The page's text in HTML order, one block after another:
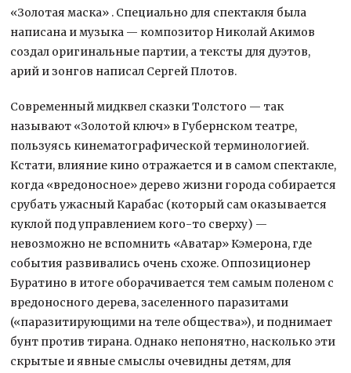
«Золотая маска» . Специально для спектакля была
написана и музыка — композитор Николай Акимов
создал оригинальные партии, а тексты для дуэтов,
арий и зонгов написал Сергей Плотов.
Современный мидквел сказки Толстого — так
называют «Золотой ключ» в Губернском театре,
пользуясь кинематографической терминологией.
Кстати, влияние кино отражается и в самом спектакле,
когда «вредоносное» дерево жизни города собирается
срубать ужасный Карабас (который сам оказывается
куклой под управлением кого-то сверху) —
невозможно не вспомнить «Аватар» Кэмерона, где
события развивались очень схоже. Оппозиционер
Буратино в итоге оборачивается тем самым поленом с
вредоносного дерева, заселенного паразитами
(«паразитирующими на теле общества»), и поднимает
бунт против тирана. Однако непонятно, насколько эти
скрытые и явные смыслы очевидны детям, для